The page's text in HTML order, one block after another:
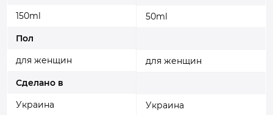
150ml
Пол
для женщин
Сделано в
Украина
50ml
для женщин
Украина